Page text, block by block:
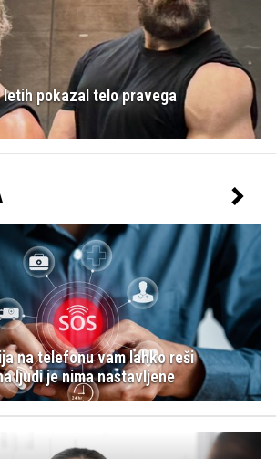
pokazal telo pravega
na telefonu vam lahko reši
ljudi je nima nastavljene